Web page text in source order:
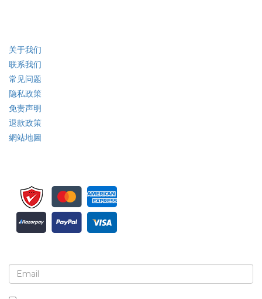
关于我们
联系我们
常见问题
隐私政策
免责声明
退款政策
網站地圖